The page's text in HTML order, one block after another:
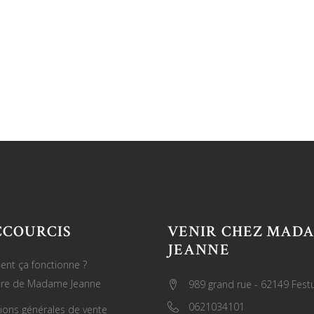
ça fonctionne ?
de Madame Jeanne
générales de vente
VENIR CHEZ
JEANNE
989 grand rue - 62149
0621034101